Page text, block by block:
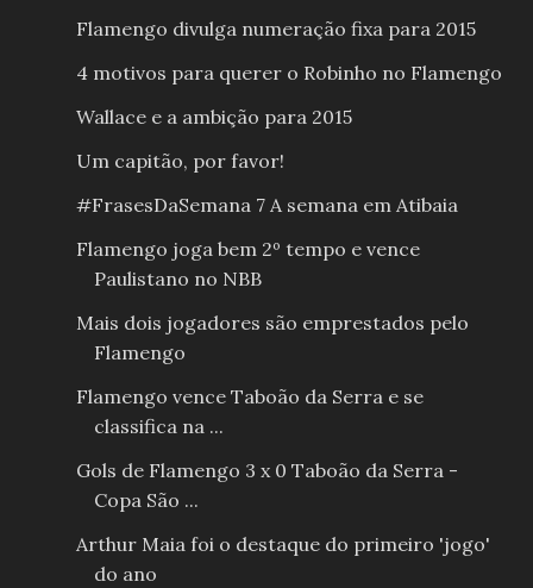
Flamengo divulga numeração fixa para 2015
4 motivos para querer o Robinho no Flamengo
Wallace e a ambição para 2015
Um capitão, por favor!
#FrasesDaSemana 7 A semana em Atibaia
Flamengo joga bem 2º tempo e vence
Paulistano no NBB
Mais dois jogadores são emprestados pelo
Flamengo
Flamengo vence Taboão da Serra e se
classifica na ...
Gols de Flamengo 3 x 0 Taboão da Serra -
Copa São ...
Arthur Maia foi o destaque do primeiro 'jogo'
do ano